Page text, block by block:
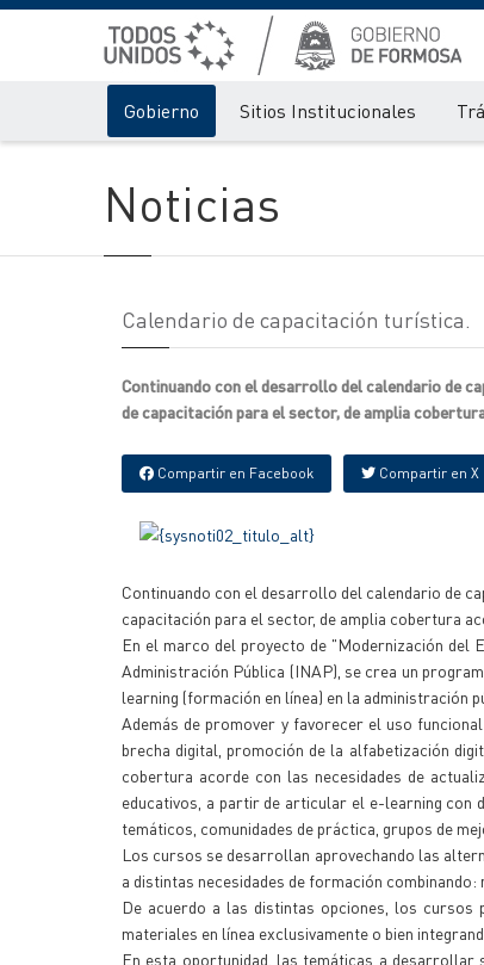
Gobierno Sitios Institucionales
Noticias
Calendario de capacitación turística.
Continuando con el desarrollo del calendario de
de capacitación para el sector, de amplia
Compartir en Facebook Compartir en X
Continuando con el desarrollo del calendario de
capacitación para el sector, de amplia cobertura
En el marco del proyecto de "Modernización del
Administración Pública (INAP), se crea un
learning (formación en línea) en la administración
Además de promover y favorecer el uso
brecha digital, promoción de la alfabetización
cobertura acorde con las necesidades de
educativos, a partir de articular el e-learning con
temáticos, comunidades de práctica, grupos de
Los cursos se desarrollan aprovechando las
a distintas necesidades de formación
De acuerdo a las distintas opciones, los
materiales en línea exclusivamente o bien
En esta oportunidad, las temáticas a